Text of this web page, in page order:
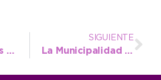
Futuros técnicos en Gestión Ambiental realizan sus prácticas en el municipio: “Esta posibilidad es magnífica”
SIGUIENTE
La Municipalidad de Necochea participó en el II Congreso Productivo Bonaerense